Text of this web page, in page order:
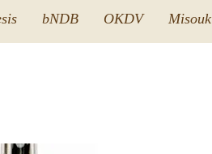
bNDB OKDV Misouk